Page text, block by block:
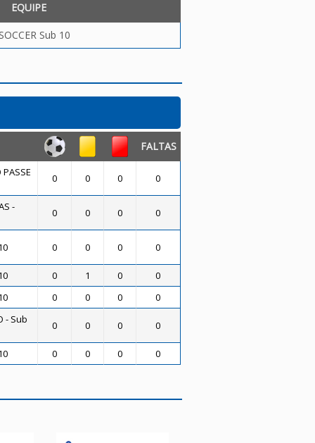
EQUIPE
Sub 10
FALTAS
PASSE
0 0 0 0
-
0 0 0 0
0 0 0 0
0 1 0
0
0 0 0 0
- Sub
0 0 0 0
0 0 0 0